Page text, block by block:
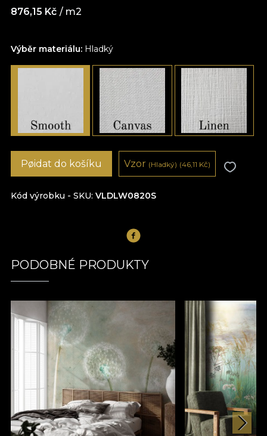
Výběr materiálu: Hladký
876,15 Kč / m2
Kód výrobku - SKU VLDLW0820S
Pøidat do košíku Vzor (Hladký) (46,11 Kč)
PODOBNÉ PRODUKTY